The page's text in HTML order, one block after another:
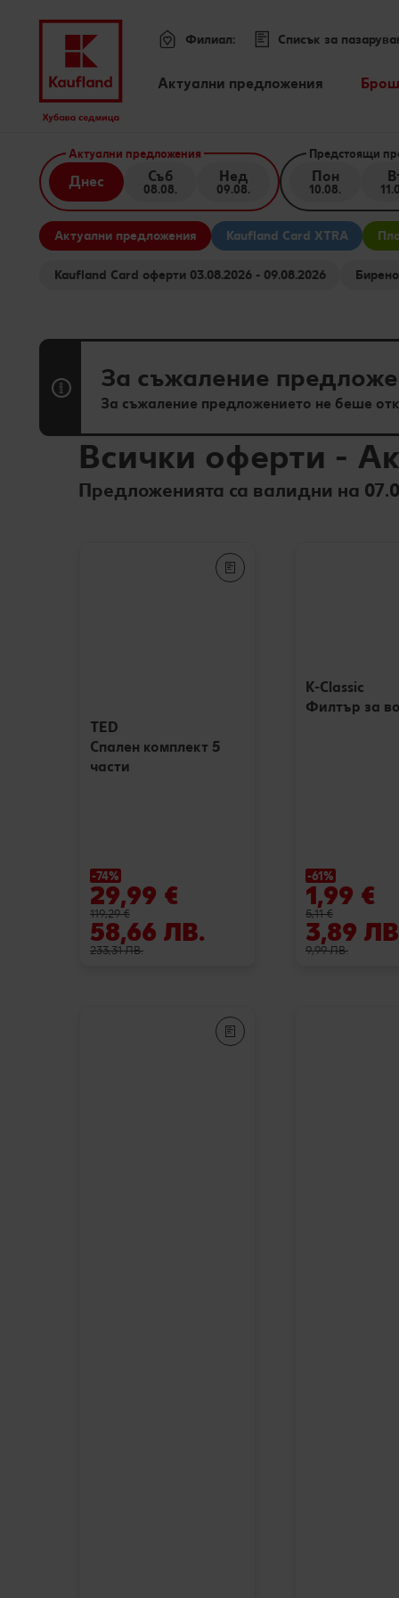
Премини към
Основно съдържание
Футър
Меню
Актуални предложения
Kaufland Card XTRA оферти
Допълнителни предложения
Филиал: Списък за
Актуални предложения
Днес Съб
08.08.
Нед
09.08.
Предстоящи
Пон
10.08.
Актуални предложения Kaufland Card XTRA
Kaufland Card оферти 03.08.2026 - 09.08.2026
За съжаление
За съжаление предложението не беше
Всички оферти -
Предложенията са валидни на
TED
Спален комплект 5
части
-74%
29,99 €
119,29 €
58,66 ЛВ.
233,31 ЛВ.
K-Classic
Филтър за
-61%
1,99 €
5,11 €
3,89
9,99 ЛВ.